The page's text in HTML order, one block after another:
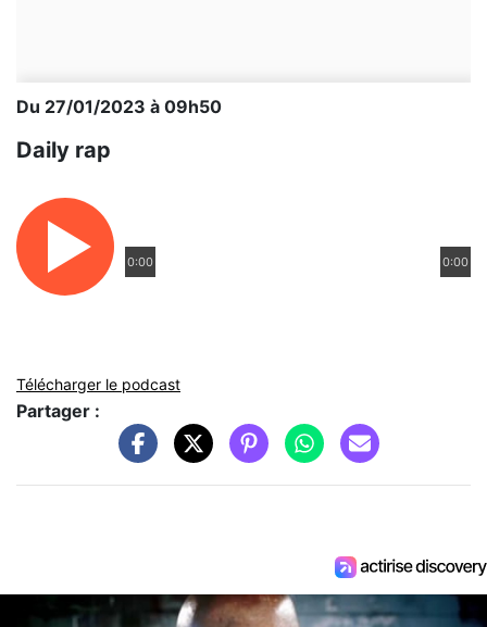
Du 27/01/2023 à 09h50
Daily rap
0:00 0:00
Télécharger le podcast
Partager :